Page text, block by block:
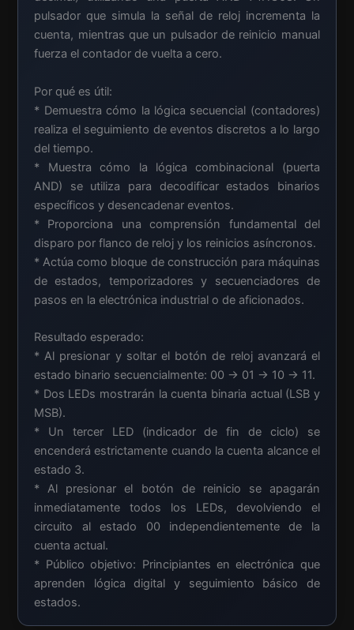
pulsador que simula la señal de reloj incrementa la
cuenta, mientras que un pulsador de reinicio manual
fuerza el contador de vuelta a cero.
Por qué es útil:
* Demuestra cómo la lógica secuencial (contadores)
realiza el seguimiento de eventos discretos a lo largo
del tiempo.
* Muestra cómo la lógica combinacional (puerta
AND) se utiliza para decodificar estados binarios
específicos y desencadenar eventos.
* Proporciona una comprensión fundamental del
disparo por flanco de reloj y los reinicios asíncronos.
* Actúa como bloque de construcción para máquinas
de estados, temporizadores y secuenciadores de
pasos en la electrónica industrial o de aficionados.
Resultado esperado:
* Al presionar y soltar el botón de reloj avanzará el
estado binario secuencialmente: 00 → 01 → 10 → 11.
* Dos LEDs mostrarán la cuenta binaria actual (LSB y
MSB).
* Un tercer LED (indicador de fin de ciclo) se
encenderá estrictamente cuando la cuenta alcance el
estado 3.
* Al presionar el botón de reinicio se apagarán
inmediatamente todos los LEDs, devolviendo el
circuito al estado 00 independientemente de la
cuenta actual.
* Público objetivo: Principiantes en electrónica que
aprenden lógica digital y seguimiento básico de
estados.